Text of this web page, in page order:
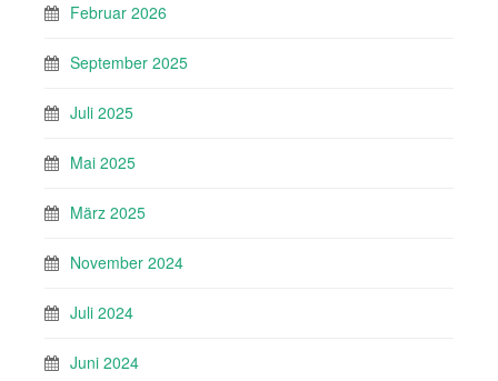
Februar 2026
September 2025
Juli 2025
Mai 2025
März 2025
November 2024
Juli 2024
Juni 2024